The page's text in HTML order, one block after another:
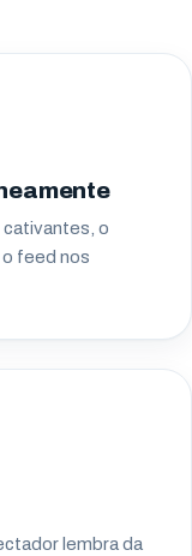
o
feed nos
lembra da